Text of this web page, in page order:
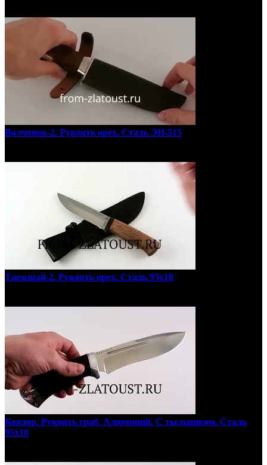
Волчонок-2. Рукоять орех. Сталь ЭИ-515
Таежный-2. Рукоять орех. Сталь 95х18
Кондор. Рукоять граб. Алюминий. С тыльником. Сталь
95х18